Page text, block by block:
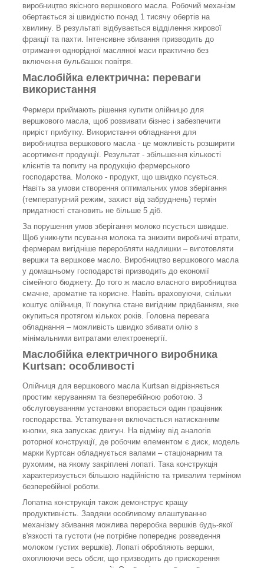
виробництво якісного вершкового масла. Робочий механізм
обертається зі швидкістю понад 1 тисячу обертів на
хвилину. В результаті відбувається відділення жирової
фракції та пахти. Інтенсивне збивання призводить до
отримання однорідної масляної маси практично без
включення бульбашок повітря.
Маслобійка електрична: переваги
використання
Фермери приймають рішення купити олійницю для
вершкового масла, щоб розвивати бізнес і забезпечити
приріст прибутку. Використання обладнання для
виробництва вершкового масла - це можливість розширити
асортимент продукції. Результат - збільшення кількості
клієнтів та попиту на продукцію фермерського
господарства. Молоко - продукт, що швидко псується.
Навіть за умови створення оптимальних умов зберігання
(температурний режим, захист від забруднень) термін
придатності становить не більше 5 діб.
За порушення умов зберігання молоко псується швидше.
Щоб уникнути псування молока та знизити виробничі втрати,
фермерам вигідніше переробляти надлишки – виготовляти
вершки та вершкове масло. Виробництво вершкового масла
у домашньому господарстві призводить до економії
сімейного бюджету. До того ж масло власного виробництва
смачне, ароматне та корисне. Навіть враховуючи, скільки
коштує олійниця, її покупка стане вигідним придбанням, яке
окупиться протягом кількох років. Головна перевага
обладнання – можливість швидко збивати олію з
мінімальними витратами електроенергії.
Маслобійка електричного виробника
Kurtsan: особливості
Олійниця для вершкового масла Kurtsan відрізняється
простим керуванням та безперебійною роботою. З
обслуговуванням установки впорається один працівник
господарства. Устаткування включається натисканням
кнопки, яка запускає двигун. На відміну від аналогів
роторної конструкції, де робочим елементом є диск, модель
марки Куртсан обладнується валами – стаціонарним та
рухомим, на якому закріплені лопаті. Така конструкція
характеризується більшою надійністю та тривалим терміном
безперебійної роботи.
Лопатна конструкція також демонструє кращу
продуктивність. Завдяки особливому влаштуванню
механізму збивання можлива переробка вершків будь-якої
в'язкості та густоти (не потрібне попереднє розведення
молоком густих вершків). Лопаті обробляють вершки,
охоплюючи весь обсяг, що призводить до прискорення